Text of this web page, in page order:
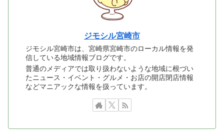
ジモシル宮崎市
ジモシル宮崎市は、宮崎県宮崎市のローカル情報を発
信している地域情報ブログです。
普通のメディアでは取り扱わないような地域に根づい
たニュース・イベント・グルメ・お店の開店閉店情報
などマニアックな情報を扱っています。